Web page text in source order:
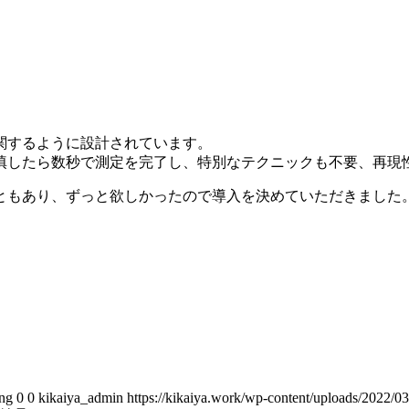
るように設計されています。
たら数秒で測定を完了し、特別なテクニックも不要、再現
あり、ずっと欲しかったので導入を決めていただきました
0 0 kikaiya_admin https://kikaiya.work/wp-content/uploads/2022/